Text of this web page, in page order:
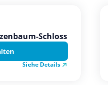
Schloss
Siehe Details